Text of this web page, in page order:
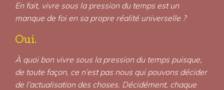
En fait, vivre sous la pression du temps est un
manque de foi en sa propre réalité universelle ?
Oui.
À quoi bon vivre sous la pression du temps puisque,
de toute façon, ce n’est pas nous qui pouvons décider
de l’actualisation des choses. Décidément, chaque